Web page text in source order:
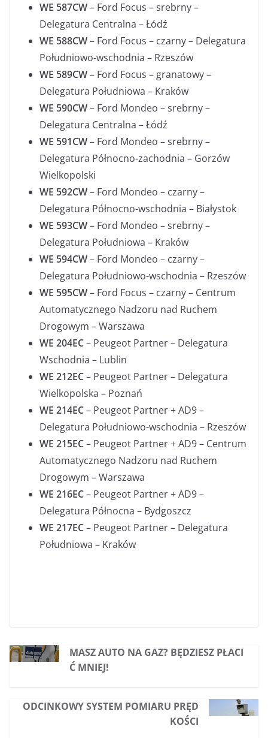
WE 587CW– Ford Focus – srebrny –
Delegatura Centralna – Łódź
WE 588CW– Ford Focus – czarny – Delegatura
Południowo-wschodnia – Rzeszów
WE 589CW– Ford Focus – granatowy –
Delegatura Południowa – Kraków
WE 590CW– Ford Mondeo – srebrny –
Delegatura Centralna – Łódź
WE 591CW– Ford Mondeo – srebrny –
Delegatura Północno-zachodnia – Gorzów
Wielkopolski
WE 592CW– Ford Mondeo – czarny –
Delegatura Północno-wschodnia – Białystok
WE 593CW– Ford Mondeo – srebrny –
Delegatura Południowa – Kraków
WE 594CW– Ford Mondeo – czarny –
Delegatura Południowo-wschodnia – Rzeszów
WE 595CW– Ford Focus – czarny – Centrum
Automatycznego Nadzoru nad Ruchem
Drogowym – Warszawa
WE 204EC– Peugeot Partner – Delegatura
Wschodnia – Lublin
WE 212EC– Peugeot Partner – Delegatura
Wielkopolska – Poznań
WE 214EC– Peugeot Partner + AD9 –
Delegatura Południowo-wschodnia – Rzeszów
WE 215EC– Peugeot Partner + AD9 – Centrum
Automatycznego Nadzoru nad Ruchem
Drogowym – Warszawa
WE 216EC– Peugeot Partner + AD9 –
Delegatura Północna – Bydgoszcz
WE 217EC– Peugeot Partner – Delegatura
Południowa – Kraków
MASZ AUTO NA GAZ? BĘDZIESZ PŁACI
Ć MNIEJ!
ODCINKOWY SYSTEM POMIARU PRĘD
KOŚCI